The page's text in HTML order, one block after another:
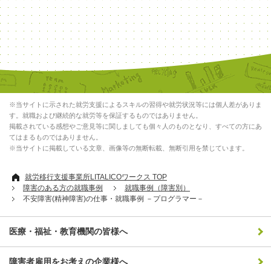
※当サイトに示された就労支援によるスキルの習得や就労状況等には個人差がありま
す。就職および継続的な就労等を保証するものではありません。
掲載されている感想やご意見等に関しましても個々人のものとなり、すべての方にあ
てはまるものではありません。
※当サイトに掲載している文章、画像等の無断転載、無断引用を禁じています。
就労移行支援事業所LITALICOワークス TOP
障害のある方の就職事例
就職事例（障害別）
不安障害(精神障害)の仕事・就職事例 －プログラマー－
医療・福祉・教育機関の皆様へ
障害者雇用をお考えの企業様へ